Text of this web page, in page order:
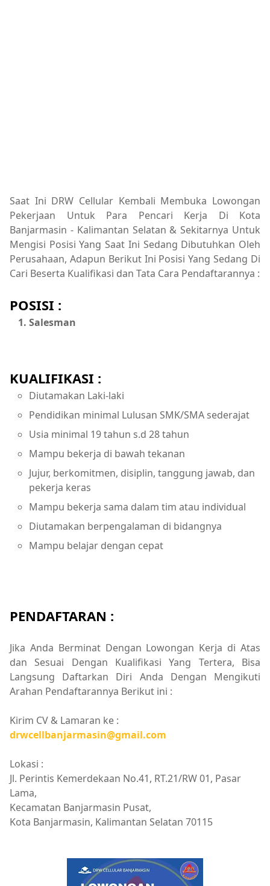
Saat Ini DRW Cellular Kembali Membuka Lowongan
Pekerjaan Untuk Para Pencari Kerja Di Kota
Banjarmasin - Kalimantan Selatan & Sekitarnya Untuk
Mengisi Posisi Yang Saat Ini Sedang Dibutuhkan Oleh
Perusahaan, Adapun Berikut Ini Posisi Yang Sedang Di
Cari Beserta Kualifikasi dan Tata Cara Pendaftarannya :
POSISI :
Salesman
KUALIFIKASI :
Diutamakan Laki-laki
Pendidikan minimal Lulusan SMK/SMA sederajat
Usia minimal 19 tahun s.d 28 tahun
Mampu bekerja di bawah tekanan
Jujur, berkomitmen, disiplin, tanggung jawab, dan
pekerja keras
Mampu bekerja sama dalam tim atau individual
Diutamakan berpengalaman di bidangnya
Mampu belajar dengan cepat
PENDAFTARAN :
Jika Anda Berminat Dengan Lowongan Kerja di Atas
dan Sesuai Dengan Kualifikasi Yang Tertera, Bisa
Langsung Daftarkan Diri Anda Dengan Mengikuti
Arahan Pendaftarannya Berikut ini :
Kirim CV & Lamaran ke :
drwcellbanjarmasin@gmail.com
Lokasi :
Jl. Perintis Kemerdekaan No.41, RT.21/RW 01, Pasar
Lama,
Kecamatan Banjarmasin Pusat,
Kota Banjarmasin, Kalimantan Selatan 70115